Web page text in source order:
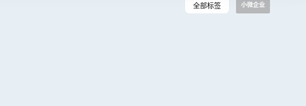
全部标签 小微企业